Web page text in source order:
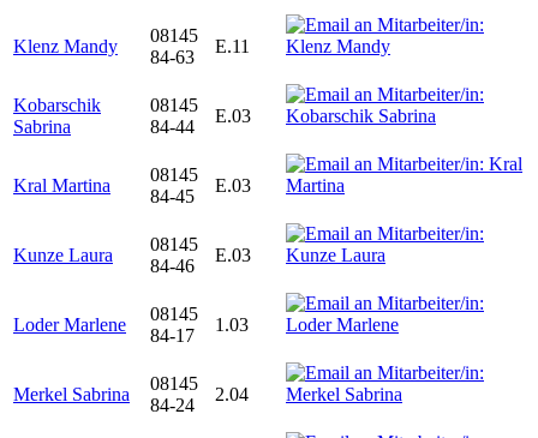
Klenz Mandy
08145
84-63
E.11
Kobarschik
Sabrina
08145
84-44
E.03
Kral Martina
08145
84-45
E.03
Kunze Laura
08145
84-46
E.03
Loder Marlene
08145
84-17
1.03
Merkel Sabrina
08145
84-24
2.04